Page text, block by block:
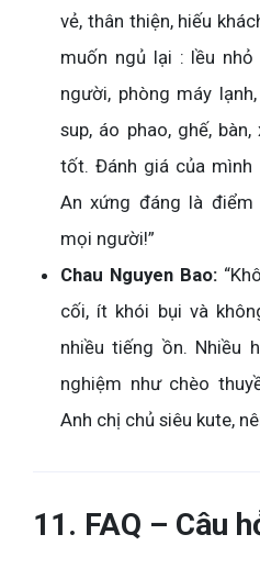
vẻ, thân thiện, hiếu
muốn ngủ lại : lều
người, phòng máy
sup, áo phao, ghế,
tốt. Đánh giá của mình
An xứng đáng là
mọi người!”
Chau Nguyen Bao:
cối, ít khói bụi và
nhiều tiếng ồn. Nhiều
nghiệm như chèo
Anh chị chủ siêu kute,
11. FAQ – Câu